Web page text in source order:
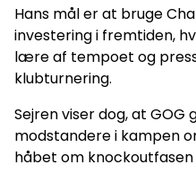
Hans mål er at bruge
investering i fremtiden,
lære af tempoet og
klubturnering.
Sejren viser dog, at
modstandere i kampen
håbet om knockoutfasen